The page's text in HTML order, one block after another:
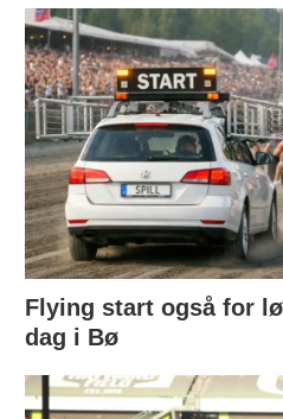
Flying start også for
dag i Bø